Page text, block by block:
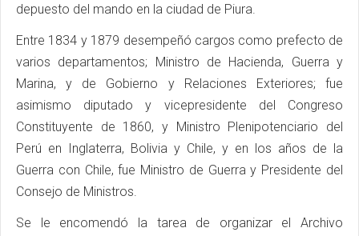
depuesto del mando en la ciudad de Piura.
Entre 1834 y 1879 desempeñó cargos como prefecto de
varios departamentos; Ministro de Hacienda, Guerra y
Marina, y de Gobierno y Relaciones Exteriores; fue
asimismo diputado y vicepresidente del Congreso
Constituyente de 1860, y Ministro Plenipotenciario del
Perú en Inglaterra, Bolivia y Chile, y en los años de la
Guerra con Chile, fue Ministro de Guerra y Presidente del
Consejo de Ministros.
Se le encomendó la tarea de organizar el Archivo